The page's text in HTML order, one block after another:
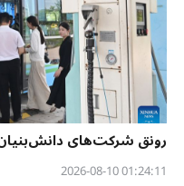
رونق شرکت‌های
01:24:11 2026-08-10